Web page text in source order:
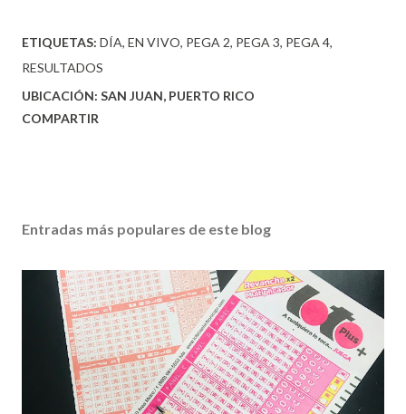
ETIQUETAS: DÍA EN VIVO PEGA 2 PEGA 3 PEGA 4
RESULTADOS
UBICACIÓN: SAN JUAN, PUERTO RICO
COMPARTIR
Entradas más populares de este blog